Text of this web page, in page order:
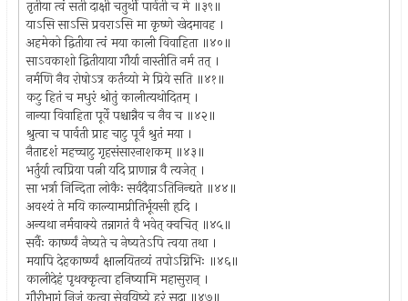
तृतीया त्वं सती दाक्षी चतुर्थी पार्वती च मे ॥३९॥
याऽसि साऽसि प्रवराऽसि मा कृष्णे खेदमावह ।
अहमेको द्वितीया त्वं मया काली विवाहिता ॥४०॥
साऽवकाशो द्वितीयाया गौर्या नास्तीति नर्म तत् ।
नर्मणि नैव रोषोऽत्र कर्तव्यो मे प्रिये सति ॥४१॥
कटु हितं च मधुरं श्रोतुं कालीत्यथोदितम् ।
नान्या विवाहिता पूर्वे पश्चान्नैव च नैव च ॥४२॥
श्रुत्वा च पार्वती प्राह चाटु पूर्वं श्रुतं मया ।
नैतादृशं महच्चाटु गृहसंसारनाशकम् ॥४३॥
भर्तुर्या त्वप्रिया पत्नी यदि प्राणान्न वै त्यजेत् ।
सा भर्त्रा निन्दिता लोकैः सर्वदैवाऽतिनिन्द्यते ॥४४॥
अवश्यं ते मयि काल्यामप्रीतिर्भूयसी हृदि ।
अन्यथा नर्मवाक्ये तन्नागतं वै भवेत् क्वचित् ॥४५॥
सर्वैः कार्ष्ण्यं नेष्यते च नेष्यतेऽपि त्वया तथा ।
मयापि देहकार्ष्ण्यं क्षालयितव्यं तपोऽग्निभिः ॥४६॥
कालीदेहं पृथक्कृत्वा हनिष्यामि महासुरान् ।